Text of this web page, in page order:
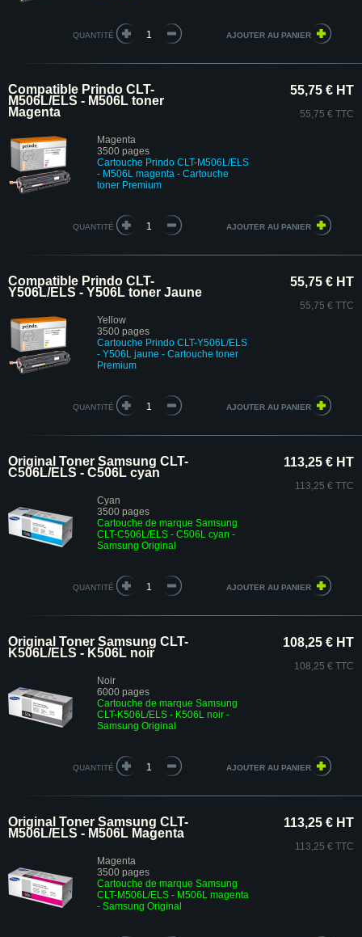
QUANTITÉ
Compatible Prindo CLT-
M506L/ELS - M506L toner
Magenta
Magenta
3500 pages
Cartouche Prindo CLT-M506L/ELS
- M506L magenta - Cartouche
toner Premium
55,75 € HT
55,75 € TTC
QUANTITÉ
Compatible Prindo CLT-
Y506L/ELS - Y506L toner Jaune
Yellow
3500 pages
Cartouche Prindo CLT-Y506L/ELS
- Y506L jaune - Cartouche toner
Premium
55,75 € HT
55,75 € TTC
QUANTITÉ
Original Toner Samsung CLT-
C506L/ELS - C506L cyan
Cyan
3500 pages
Cartouche de marque Samsung
CLT-C506L/ELS - C506L cyan -
Samsung Original
113,25 € HT
113,25 € TTC
QUANTITÉ
Original Toner Samsung CLT-
K506L/ELS - K506L noir
Noir
6000 pages
Cartouche de marque Samsung
CLT-K506L/ELS - K506L noir -
Samsung Original
108,25 € HT
108,25 € TTC
QUANTITÉ
Original Toner Samsung CLT-
M506L/ELS - M506L Magenta
Magenta
3500 pages
Cartouche de marque Samsung
CLT-M506L/ELS - M506L magenta
- Samsung Original
113,25 € HT
113,25 € TTC